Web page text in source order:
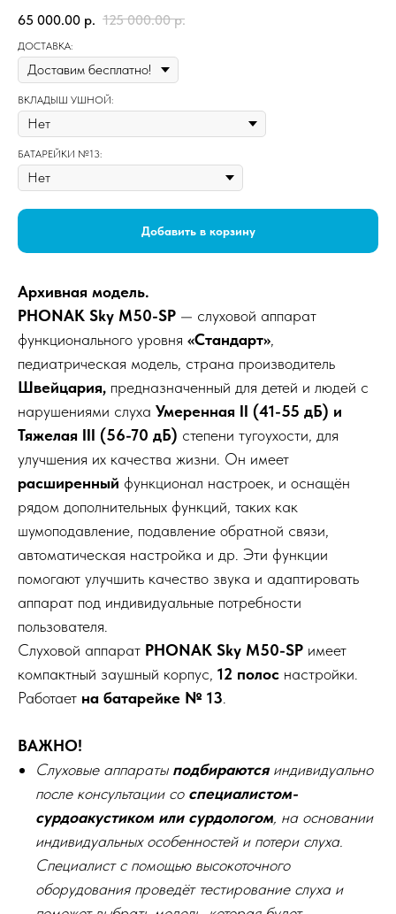
65 000.00 р. 125 000.00 р.
ДОСТАВКА:
ВКЛАДЫШ УШНОЙ:
БАТАРЕЙКИ №13:
Добавить в корзину
Архивная модель.
PHONAK Sky M50-SP — слуховой аппарат
функционального уровня «Стандарт»,
педиатрическая модель, страна производитель
Швейцария, предназначенный для детей и людей с
нарушениями слуха Умеренная II (41-55 дБ) и
Тяжелая III (56-70 дБ) степени тугоухости, для
улучшения их качества жизни. Он имеет
расширенный функционал настроек, и оснащён
рядом дополнительных функций, таких как
шумоподавление, подавление обратной связи,
автоматическая настройка и др. Эти функции
помогают улучшить качество звука и адаптировать
аппарат под индивидуальные потребности
пользователя.
Слуховой аппарат PHONAK Sky M50-SP имеет
компактный заушный корпус, 12 полос настройки.
Работает на батарейке № 13
ВАЖНО!
Слуховые аппараты подбираютсяиндивидуально
после консультации со специалистом-
сурдоакустиком или сурдологом, на основании
индивидуальных особенностей и потери слуха.
Специалист с помощью высокоточного
оборудования проведёт тестирование слуха и